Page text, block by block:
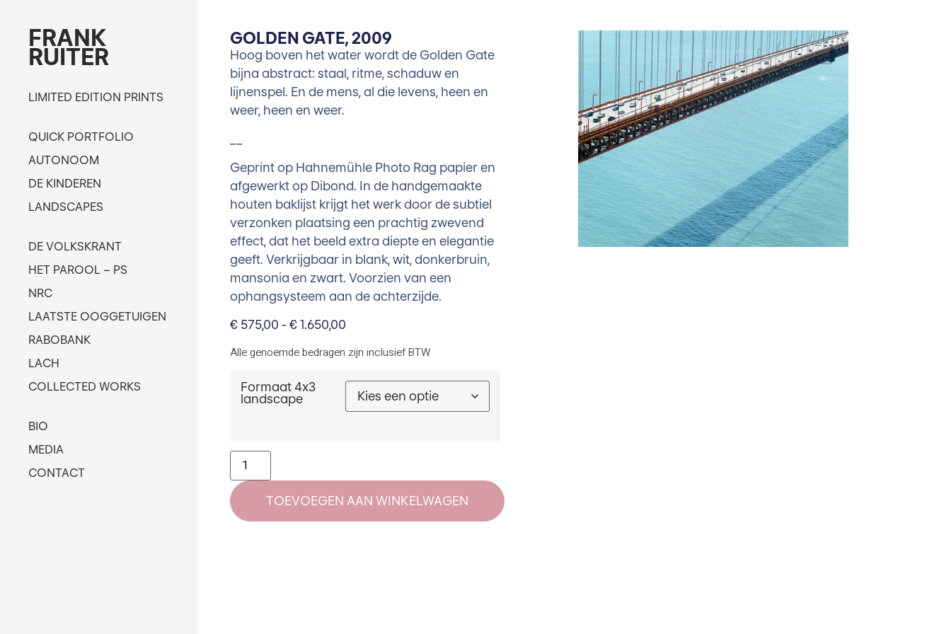
FRANK
RUITER
LIMITED EDITION PRINTS
QUICK PORTFOLIO
AUTONOOM
DE KINDEREN
LANDSCAPES
DE VOLKSKRANT
HET PAROOL – PS
NRC
LAATSTE OOGGETUIGEN
RABOBANK
LACH
COLLECTED WORKS
BIO
MEDIA
CONTACT
GOLDEN GATE, 2009
Hoog boven het water wordt de Golden Gate
bijna abstract: staal, ritme, schaduw en
lijnenspel. En de mens, al die levens, heen en
weer, heen en weer.
Geprint op Hahnemühle Photo Rag papier en
afgewerkt op Dibond. In de handgemaakte
houten baklijst krijgt het werk door de subtiel
verzonken plaatsing een prachtig zwevend
effect, dat het beeld extra diepte en elegantie
geeft. Verkrijgbaar in blank, wit, donkerbruin,
mansonia en zwart. Voorzien van een
ophangsysteem aan de achterzijde.
€ 575,00 -€1.650,00
Alle genoemde bedragen zijn inclusief BTW
Formaat 4x3
landscape
TOEVOEGEN AAN WINKELWAGEN